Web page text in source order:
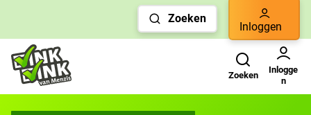
snelle
navigatie
Zoeken
Inloggen
Zoeken
Inlogge
n